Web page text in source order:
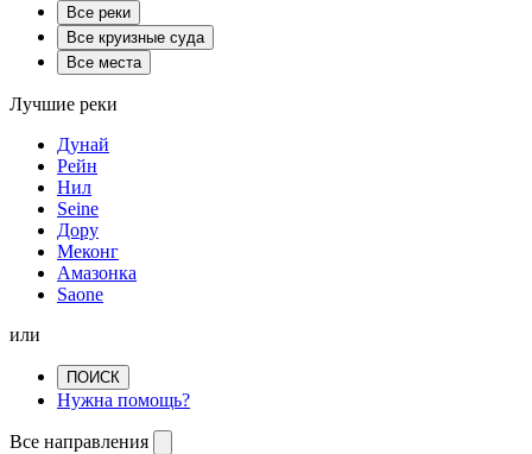
Все реки
Все круизные суда
Все места
Лучшие реки
Дунай
Рейн
Нил
Seine
Дору
Меконг
Амазонка
Saone
или
ПОИСК
Нужна помощь?
Все направления